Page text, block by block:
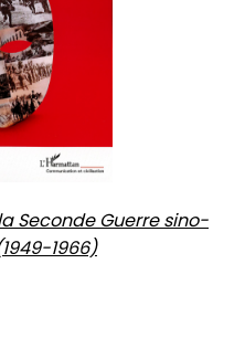
Seconde Guerre sino-
1966)